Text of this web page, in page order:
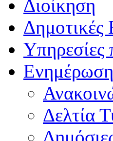
Διοίκηση
Δημοτικές
Υπηρεσίες
Ενημέρωση
Δελτία